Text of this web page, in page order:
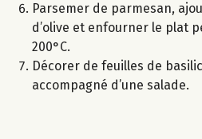
Parsemer de parmesan,
d’olive et enfourner le plat
200°C.
Décorer de feuilles de
accompagné d’une salade.